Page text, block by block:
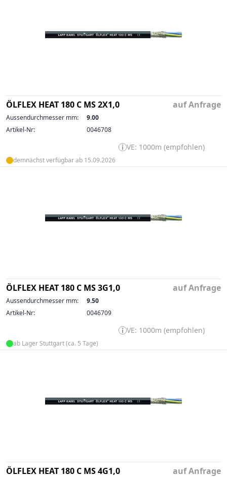
ÖLFLEX HEAT 180 C MS 2X1,0 auf Anfrage
Aussendurchmesser mm:
9.00
Artikel-Nr:
0046708
VE: 1000m (empfohlen)
demnächst verfügbar ab 15.09.2026
ÖLFLEX HEAT 180 C MS 3G1,0 auf Anfrage
Aussendurchmesser mm:
9.50
Artikel-Nr:
0046709
VE: 1000m (empfohlen)
ab Lager Stuttgart (ca. 5 Tage)
ÖLFLEX HEAT 180 C MS 4G1,0 auf Anfrage